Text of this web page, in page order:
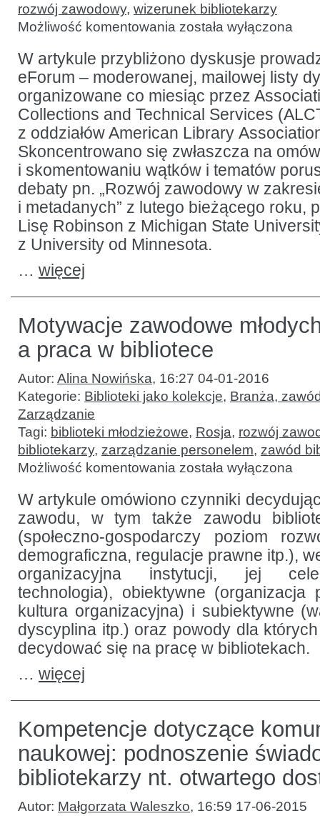
rozwój zawodowy, wizerunek bibliotekarzy
Możliwość komentowania Specjaliści
ds.
w okresie
przejściowym:
od katalogowania
w formacie
MARC
do Linked
Data
i BIBFRAME
została wyłączona
W artykule przybliżono dyskusje
eForum – moderowanej, mailowej listy
organizowane co miesiąc przez
Collections and Technical Services
z oddziałów American Library
Skoncentrowano się zwłaszcza na
i skomentowaniu wątków i tematów
debaty pn. „Rozwój zawodowy w
i metadanych” z lutego bieżącego roku,
Lisę Robinson z Michigan State
z University od Minnesota.
… więcej
Motywacje zawodowe
a praca w bibliotece
Autor: Alina Nowińska, 16:27 04-01-2016
Kategorie: Biblioteki jako kolekcje, Branża,
Zarządzanie
Tagi: biblioteki młodzieżowe, Rosja, rozwój
bibliotekarzy, zarządzanie personelem, zawód
Możliwość komentowania Motywacje
zawodowe
specjalistów
a praca
w bibliotece
została wyłączona
W artykule omówiono czynniki
zawodu, w tym także zawodu
(społeczno-gospodarczy poziom
demograficzna, regulacje prawne itp.),
organizacyjna instytucji, jej
technologia), obiektywne (organizacja
kultura organizacyjna) i subiektywne
dyscyplina itp.) oraz powody dla
decydować się na pracę w bibliotekach.
… więcej
Kompetencje dotyczące
naukowej: podnoszenie
bibliotekarzy nt. otwartego
Autor: Małgorzata Waleszko, 16:59 17-06-2015